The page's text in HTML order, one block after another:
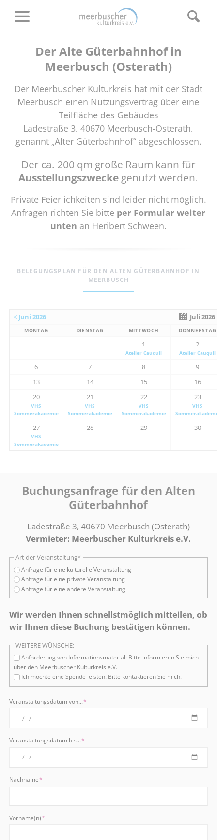
Der Alte Güterbahnhof in
Meerbusch (Osterath)
Der Meerbuscher Kulturkreis hat mit der Stadt
Meerbusch einen Nutzungsvertrag über eine
Teilfläche des Gebäudes
Ladestraße 3, 40670 Meerbusch-Osterath,
genannt „Alter Güterbahnhof“ abgeschlossen.
Der ca. 200 qm große Raum kann für
Ausstellungszwecke genutzt werden.
Private Feierlichkeiten sind leider nicht möglich.
Anfragen richten Sie bitte per Formular weiter
unten an Heribert Schween.
BELEGUNGSPLAN FÜR DEN ALTEN GÜTERBAHNHOF IN
MEERBUSCH
< Juni 2026 Juli 2026
MONTAG DIENSTAG MITTWOCH DONNERSTAG
1
Atelier Cauquil
2
Atelier Cauquil
6 7 8
9
13
14 15
16
20
VHS
Sommerakademie
21
VHS
Sommerakademie
22
VHS
Sommerakademie
23
VHS
27
VHS
Sommerakademie
28 29 30
Buchungsanfrage für den Alten
Güterbahnhof
Ladestraße 3, 40670 Meerbusch (Osterath)
Vermieter: Meerbuscher Kulturkreis e.V.
Pflichtfeld
Art der Veranstaltung*
Anfrage für eine kulturelle Veranstaltung
Anfrage für eine private Veranstaltung
Anfrage für eine andere Veranstaltung
Wir werden Ihnen schnellstmöglich mitteilen, ob
wir Ihnen diese Buchung bestätigen können.
WEITERE WÜNSCHE:
Anforderung von Informationsmaterial: Bitte informieren Sie mich
über den Meerbuscher Kulturkreis e.V.
Ich möchte eine Spende leisten. Bitte kontaktieren Sie mich.
Pflichtfeld
Veranstaltungsdatum von...*
Pflichtfeld
Veranstaltungsdatum bis...*
Pflichtfeld
Nachname*
Pflichtfeld
Vorname(n)*